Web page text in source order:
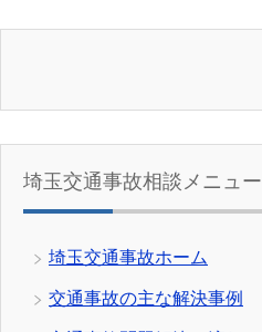
埼玉交通事故相談メニュー
埼玉交通事故ホーム
交通事故の主な解決事例